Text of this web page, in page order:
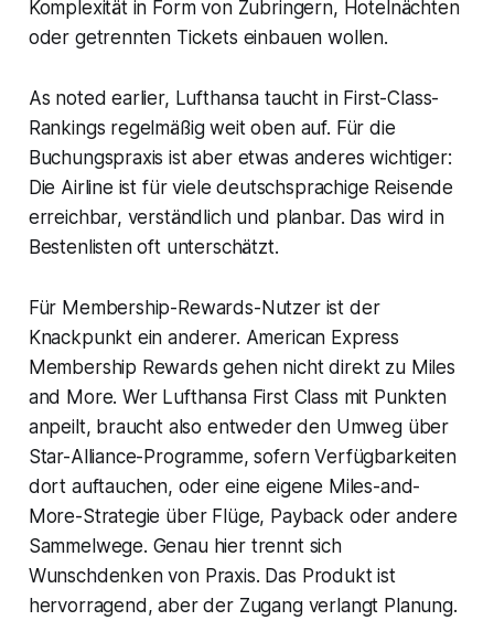
Komplexität in Form von Zubringern, Hotelnächten
oder getrennten Tickets einbauen wollen.
As noted earlier, Lufthansa taucht in First-Class-
Rankings regelmäßig weit oben auf. Für die
Buchungspraxis ist aber etwas anderes wichtiger:
Die Airline ist für viele deutschsprachige Reisende
erreichbar, verständlich und planbar. Das wird in
Bestenlisten oft unterschätzt.
Für Membership-Rewards-Nutzer ist der
Knackpunkt ein anderer. American Express
Membership Rewards gehen nicht direkt zu Miles
and More. Wer Lufthansa First Class mit Punkten
anpeilt, braucht also entweder den Umweg über
Star-Alliance-Programme, sofern Verfügbarkeiten
dort auftauchen, oder eine eigene Miles-and-
More-Strategie über Flüge, Payback oder andere
Sammelwege. Genau hier trennt sich
Wunschdenken von Praxis. Das Produkt ist
hervorragend, aber der Zugang verlangt Planung.